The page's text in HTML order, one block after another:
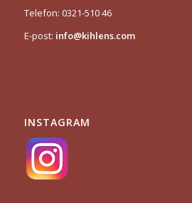
Telefon: 0321-510 46
E-post: info@kihlens.com
INSTAGRAM